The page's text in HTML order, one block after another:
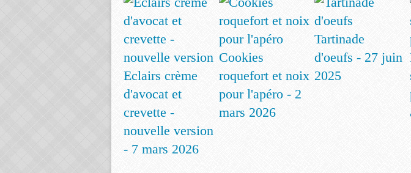
Eclairs crème
d'avocat et
crevette -
nouvelle version
- 7 mars 2026
Cookies
roquefort et noix
pour l'apéro - 2
mars 2026
Tartinade
d'oeufs - 27 juin
2025